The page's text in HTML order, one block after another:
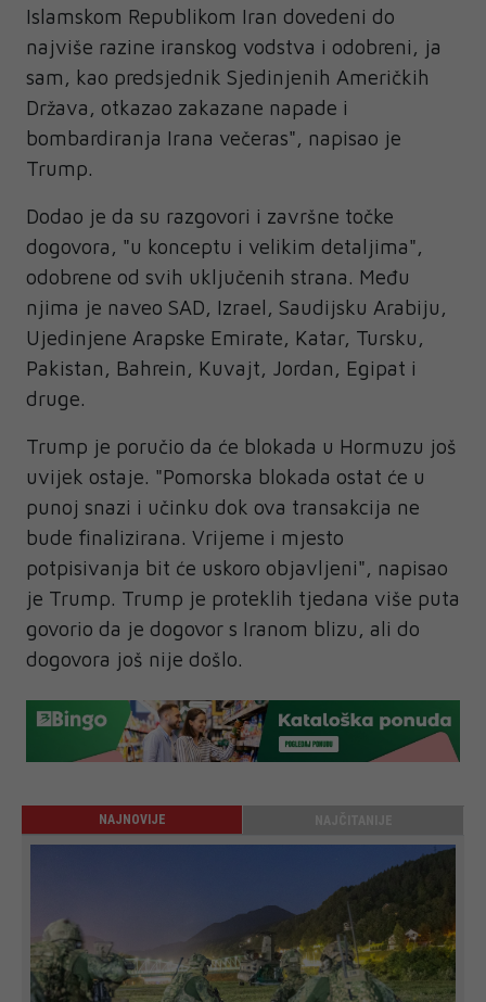
Islamskom Republikom Iran dovedeni do
najviše razine iranskog vodstva i odobreni, ja
sam, kao predsjednik Sjedinjenih Američkih
Država, otkazao zakazane napade i
bombardiranja Irana večeras", napisao je
Trump.
Dodao je da su razgovori i završne točke
dogovora, "u konceptu i velikim detaljima",
odobrene od svih uključenih strana. Među
njima je naveo SAD, Izrael, Saudijsku Arabiju,
Ujedinjene Arapske Emirate, Katar, Tursku,
Pakistan, Bahrein, Kuvajt, Jordan, Egipat i
druge.
Trump je poručio da će blokada u Hormuzu još
uvijek ostaje. "Pomorska blokada ostat će u
punoj snazi i učinku dok ova transakcija ne
bude finalizirana. Vrijeme i mjesto
potpisivanja bit će uskoro objavljeni", napisao
je Trump. Trump je proteklih tjedana više puta
govorio da je dogovor s Iranom blizu, ali do
dogovora još nije došlo.
NAJNOVIJE